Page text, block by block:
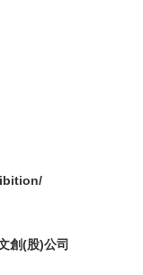
創(股)公司